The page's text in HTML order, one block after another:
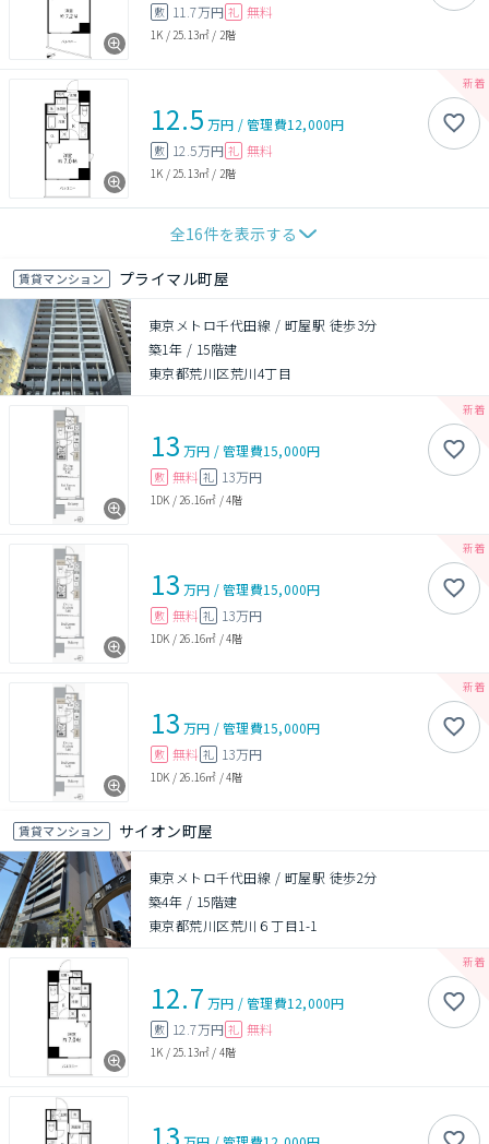
敷 11.7万円 礼 無料
1K / 25.13㎡ / 2階
12.5 万円 /管理費12,000円
敷 12.5万円 礼 無料
1K / 25.13㎡ / 2階
全16件を表示する
賃貸マンション プライマル町屋
東京メトロ千代田線 / 町屋駅 徒歩3分
築1年 / 15階建
東京都荒川区荒川4丁目
13 万円 /管理費15,000円
敷 無料 礼 13万円
1DK / 26.16㎡ /4階
13 万円 /管理費15,000円
敷 無料 礼 13万円
1DK / 26.16㎡ /4階
13 万円 /管理費15,000円
敷 無料 礼 13万円
1DK / 26.16㎡ /4階
賃貸マンション サイオン町屋
東京メトロ千代田線 / 町屋駅 徒歩2分
築4年 / 15階建
東京都荒川区荒川６丁目1-1
12.7 万円 /管理費12,000円
敷 12.7万円 礼 無料
1K / 25.13㎡ / 4階
13